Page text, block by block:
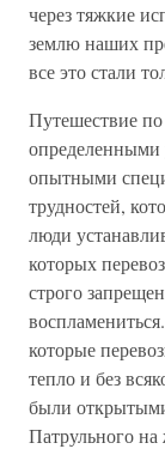
через тяжкие
землю наших
все это стали
Путешествие
определенными
опытными
трудностей,
люди
которых
строго
которые
тепло и без
были
Патрульного